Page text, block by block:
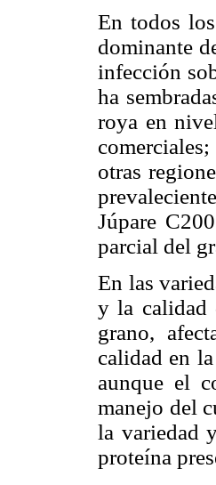
En todos
dominante
infección
ha
roya en
otras
Júpare
parcial del
En las
y la calidad
grano,
calidad en
aunque el
manejo del
la variedad
proteína